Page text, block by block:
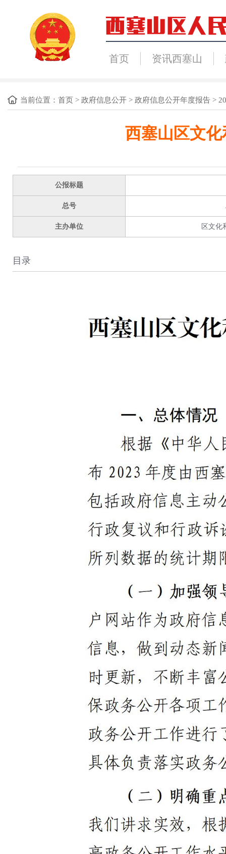
首页 资讯西塞山
当前位置： 首页 > 政府信息公开 > 政府信息公开年度报告 >
西塞山区文
公报标题
总号
主办单位 区文化
目录